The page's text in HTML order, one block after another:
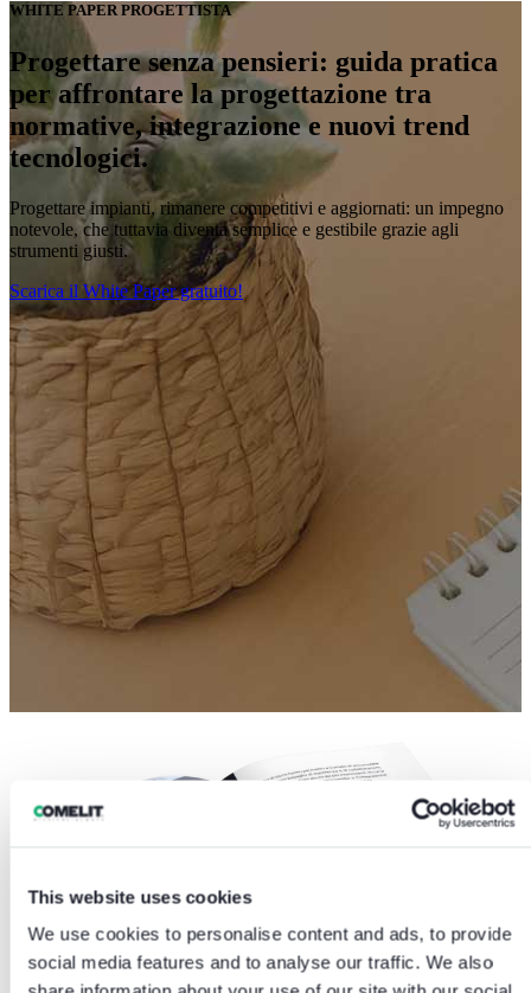
This website uses cookies
We use cookies to personalise content and ads, to provide
social media features and to analyse our traffic. We also
WHITE PAPER PROGETTISTA
Progettare senza pensieri: guida pratica
per affrontare la progettazione tra
normative, integrazione e nuovi trend
tecnologici.
Progettare impianti, rimanere competitivi e aggiornati: un impegno
notevole, che tuttavia diventa semplice e gestibile grazie agli
strumenti giusti.
Scarica il White Paper gratuito!